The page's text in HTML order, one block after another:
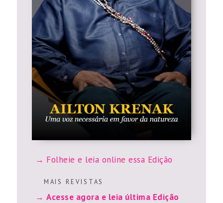
Folheie e leia online essa Edição
M A I S R E V I S T A S
Acesse agora e leia última Edição